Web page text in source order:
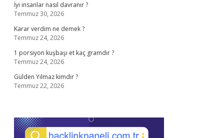
İyi insanlar nasıl davranır ?
Temmuz 30, 2026
Karar verdim ne demek ?
Temmuz 24, 2026
1 porsiyon kuşbaşı et kaç gramdır ?
Temmuz 24, 2026
Gülden Yılmaz kimdir ?
Temmuz 22, 2026